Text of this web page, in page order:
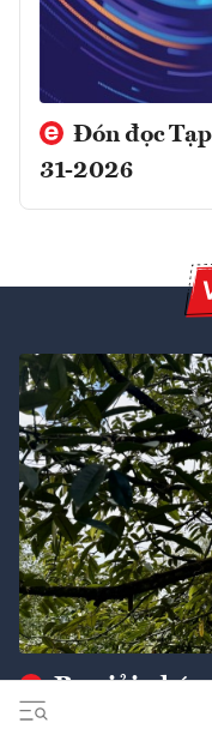
Đón đọc
31-2026
Ba giải pháp
mốc xuất khẩu